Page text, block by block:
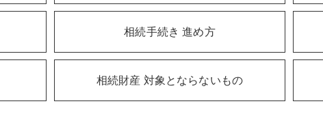
相続手続き 進め方
相続財産 対象とならないもの